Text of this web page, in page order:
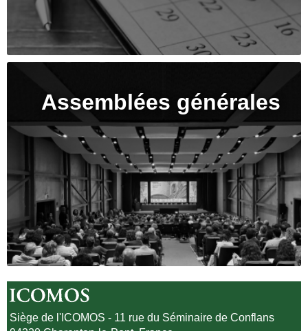
Assemblées générales
Siège de l'ICOMOS - 11 rue du Séminaire de Conflans